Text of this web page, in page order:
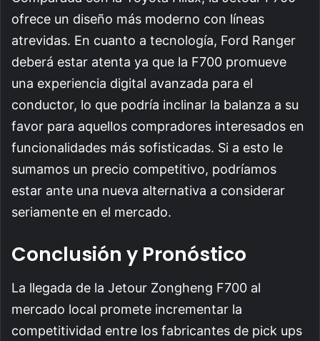
ofrece un diseño más moderno con líneas
atrevidas. En cuanto a tecnología, Ford Ranger
deberá estar atenta ya que la F700 promueve
una experiencia digital avanzada para el
conductor, lo que podría inclinar la balanza a su
favor para aquellos compradores interesados en
funcionalidades más sofisticadas. Si a esto le
sumamos un precio competitivo, podríamos
estar ante una nueva alternativa a considerar
seriamente en el mercado.
Conclusión y Pronóstico
La llegada de la Jetour Zongheng F700 al
mercado local promete incrementar la
competitividad entre los fabricantes de pick ups